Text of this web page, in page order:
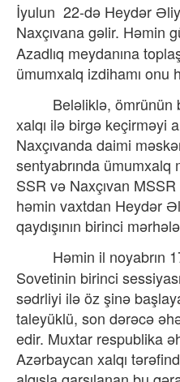
İyulun 22-də Heydər
Naxçıvana gəlir. Həmin
Azadlıq meydanına
ümumxalq izdihamı onu
Beləliklə, ömrünün
xalqı ilə birgə keçirməyi
Naxçıvanda daimi
sentyabrında
SSR və Naxçıvan
həmin vaxtdan Heydər
qaydışının birinci
Həmin il noyabrın
Sovetinin birinci
sədrliyi ilə öz şinə
taleyüklü, son dərəcə
edir. Muxtar respublika
Azərbaycan xalqı